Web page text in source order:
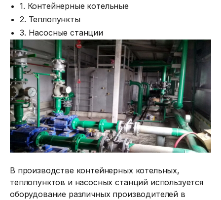
1. Контейнерные котельные
2. Теплопункты
3. Насосные станции
В производстве контейнерных котельных,
теплопунктов и насосных станций используется
оборудование различных производителей в